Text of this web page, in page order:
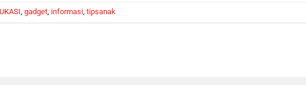
, gadget, informasi, tipsanak